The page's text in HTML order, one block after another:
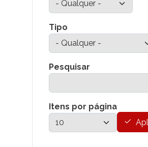
Tipo
Pesquisar
Itens por página